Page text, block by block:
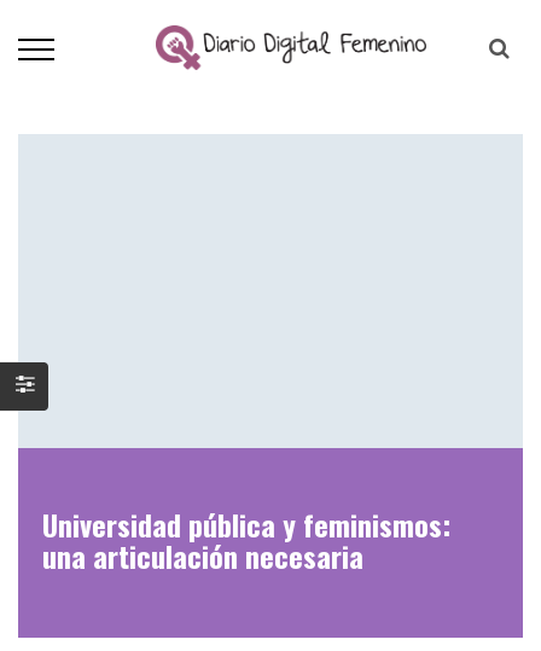
Universidad pública y feminismos:
una articulación necesaria